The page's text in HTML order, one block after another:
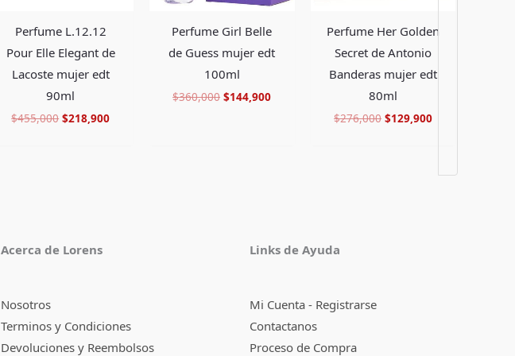
Perfume L.12.12
Pour Elle Elegant de
Lacoste mujer edt
90ml
$455,000 $218,900
Perfume Girl Belle
de Guess mujer edt
100ml
$360,000 $144,900
Perfume Her Golden
Secret de Antonio
Banderas mujer edt
80ml
$276,000 $129,900
Acerca de Lorens
Nosotros
Terminos y Condiciones
Devoluciones y Reembolsos
Links de Ayuda
Mi Cuenta - Registrarse
Contactanos
Proceso de Compra